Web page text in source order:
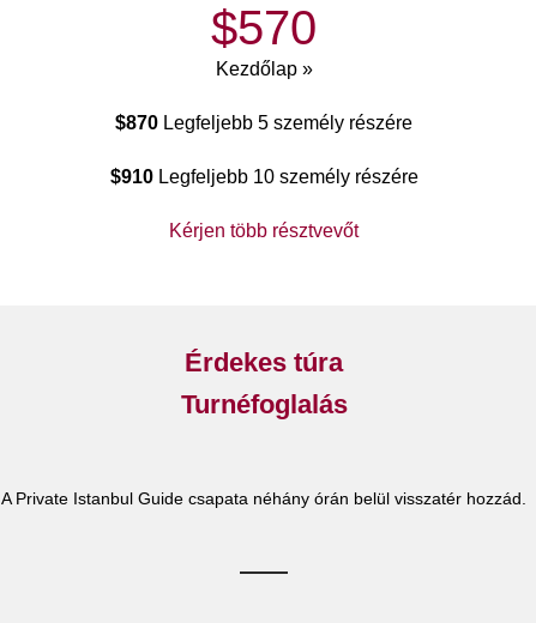
$570
Kezdőlap »
$870 Legfeljebb 5 személy részére
$910Legfeljebb 10 személy részére
Kérjen több résztvevőt
Érdekes túra
Turnéfoglalás
A Private Istanbul Guide csapata néhány órán belül visszatér hozzád.